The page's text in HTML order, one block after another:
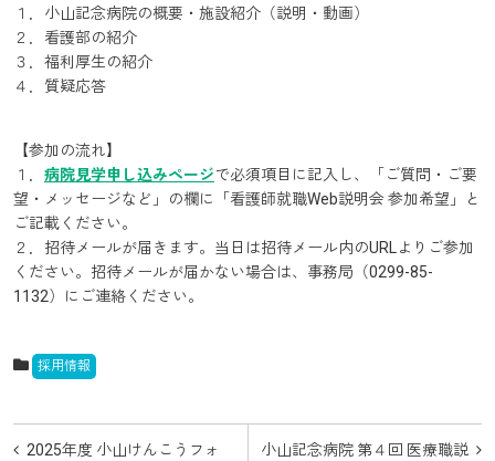
１．小山記念病院の概要・施設紹介（説明・動画）
２．看護部の紹介
３．福利厚生の紹介
４．質疑応答
【参加の流れ】
１． 病院見学申し込みページで必須項目に記入し、「ご質問・ご要
望・メッセージなど」の欄に「看護師就職Web説明会 参加希望」と
ご記載ください。
２．招待メールが届きます。当日は招待メール内のURLよりご参加
ください。招待メールが届かない場合は、事務局（0299-85-
1132）にご連絡ください。
採用情報
投2025年度 小山けんこうフォ
小山記念病院 第４回 医療職説